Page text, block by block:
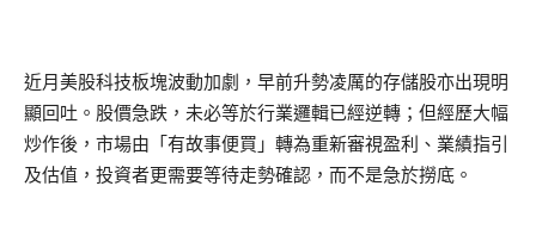
近月美股科技板塊波動加劇，早前升勢凌厲的存儲股亦出現明
顯回吐。股價急跌，未必等於行業邏輯已經逆轉；但經歷大幅
炒作後，市場由「有故事便買」轉為重新審視盈利、業績指引
及估值，投資者更需要等待走勢確認，而不是急於撈底。